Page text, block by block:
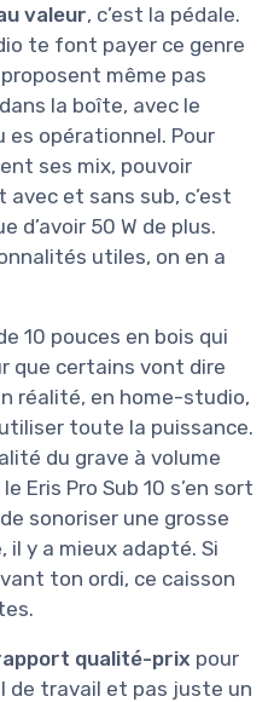
valeur, c’est la pédale.
te font payer ce genre
même pas
la boîte, avec le
es opérationnel. Pour
ses mix, pouvoir
et sans sub, c’est
d’avoir 50 W de plus.
utiles, on en a
10 pouces en bois qui
que certains vont dire
réalité, en home-studio,
toute la puissance.
du grave à volume
Eris Pro Sub 10 s’en sort
sonoriser une grosse
il y a mieux adapté. Si
ton ordi, ce caisson
qualité-prix pour
de travail et pas juste un